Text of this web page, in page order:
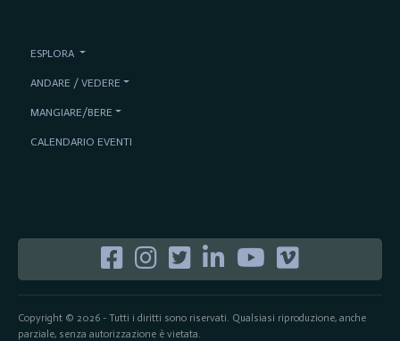
Copyright © 2026 - Tutti i diritti sono riservati. Qualsiasi riproduzione, anche
parziale, senza autorizzazione è vietata.
ESPLORA
ANDARE / VEDERE
MANGIARE/BERE
CALENDARIO EVENTI